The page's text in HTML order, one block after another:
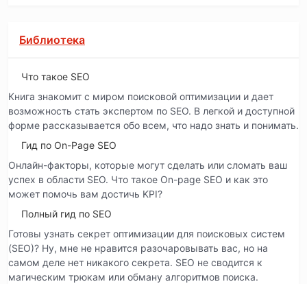
Библиотека
Что такое SEO
Книга знакомит с миром поисковой оптимизации и дает
возможность стать экспертом по SEO. В легкой и доступной
форме рассказывается обо всем, что надо знать и понимать.
Гид по On-Page SEO
Онлайн-факторы, которые могут сделать или сломать ваш
успех в области SEO. Что такое On-page SEO и как это
может помочь вам достичь KPI?
Полный гид по SEO
Готовы узнать секрет оптимизации для поисковых систем
(SEO)? Ну, мне не нравится разочаровывать вас, но на
самом деле нет никакого секрета. SEO не сводится к
магическим трюкам или обману алгоритмов поиска.